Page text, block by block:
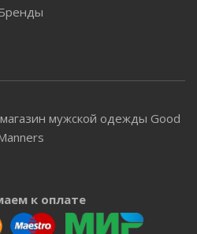
мужской одежды Good
к оплате